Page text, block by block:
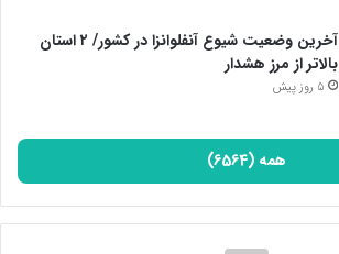
آخرین وضعیت شیوع آنفلوانزا در کشور/ ۲ استان
بالاتر از مرز هشدار
5 روز پیش
همه (6564)